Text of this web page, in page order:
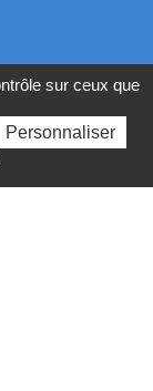
sur ceux que
Personnaliser